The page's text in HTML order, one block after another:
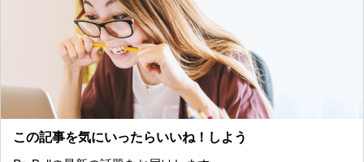
この記事を気にいったらいいね！しよう